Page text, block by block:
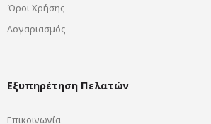
Όροι Χρήσης
Λογαριασμός
Εξυπηρέτηση Πελατών
Επικοινωνία